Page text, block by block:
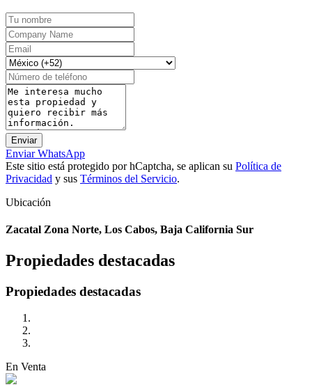
Enviar WhatsApp
Este sitio está protegido por hCaptcha, se aplican su Política de
Privacidad y sus Términos del Servicio.
Ubicación
Zacatal Zona Norte, Los Cabos, Baja California Sur
Propiedades destacadas
Propiedades destacadas
En Venta